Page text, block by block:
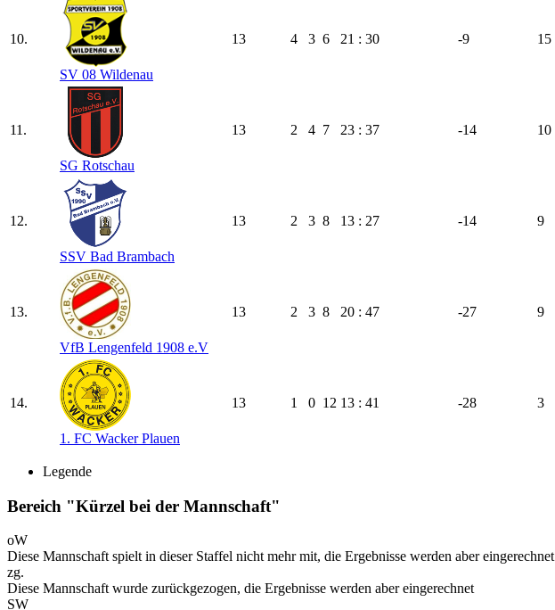
10.
SV 08 Wildenau
13 4 3 6 21 : 30 -9 15
11.
SG Rotschau
13 2 4 7 23 : 37 -14 10
12.
SSV Bad Brambach
13 2 3 8 13 : 27 -14 9
13.
VfB Lengenfeld 1908 e.V
13 2 3 8 20 : 47 -27 9
14.
1. FC Wacker Plauen
13 1 0 12 13 : 41 -28 3
Legende
Bereich "Kürzel bei der Mannschaft"
oW
Diese Mannschaft spielt in dieser Staffel nicht mehr mit, die Ergebnisse werden aber eingerechnet
zg.
Diese Mannschaft wurde zurückgezogen, die Ergebnisse werden aber eingerechnet
SW